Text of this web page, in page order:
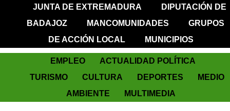
JUNTA DE EXTREMADURA
DIPUTACIÓN DE
BADAJOZ
MANCOMUNIDADES
GRUPOS
DE ACCIÓN LOCAL
MUNICIPIOS
EMPLEO
ACTUALIDAD POLÍTICA
TURISMO
CULTURA DEPORTES
MEDIO
AMBIENTE
MULTIMEDIA